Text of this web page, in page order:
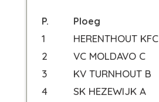
P. Ploeg
1
HERENTHOUT KFC
2
VC MOLDAVO C
3
KV TURNHOUT B
4
SK HEZEWIJK A